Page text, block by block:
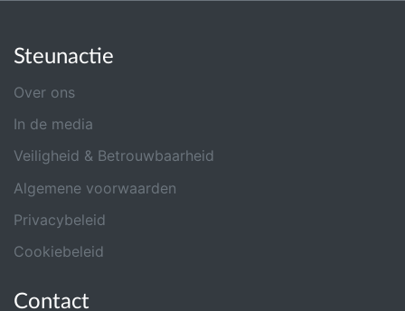
Steunactie
Over ons
In de media
Veiligheid & Betrouwbaarheid
Algemene voorwaarden
Privacybeleid
Cookiebeleid
Contact